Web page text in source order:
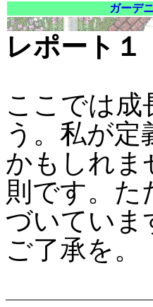
ガーデ
レポート１
ここでは
う。私が
かもしれま
則です。た
づいていま
ご了承を。